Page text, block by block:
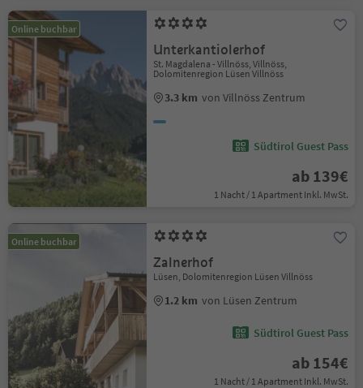
Online buchbar
Unterkantiolerhof
St. Magdalena - Villnöss, Villnöss,
Dolomitenregion Lüsen Villnöss
3.3 km von Villnöss Zentrum
Südtirol Guest Pass
ab 139€
1 Nacht / 1 Apartment Inkl. MwSt.
Online buchbar
Zalnerhof
Lüsen, Dolomitenregion Lüsen Villnöss
1.2 km von Lüsen Zentrum
Südtirol Guest Pass
ab 154€
1 Nacht / 1 Apartment Inkl. MwSt.